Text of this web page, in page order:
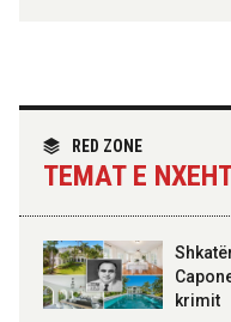
RED ZONE
TEMAT E
krimit